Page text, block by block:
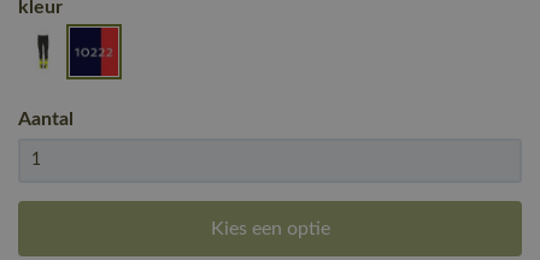
kleur
Aantal
Kies een optie